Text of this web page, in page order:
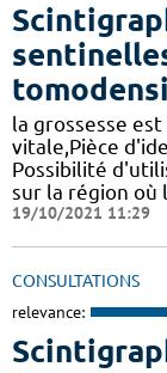
la grossesse
vitale,Pièce
Possibilité
sur la région où
19/10/2021 11:29
CONSULTATIONS
relevance: